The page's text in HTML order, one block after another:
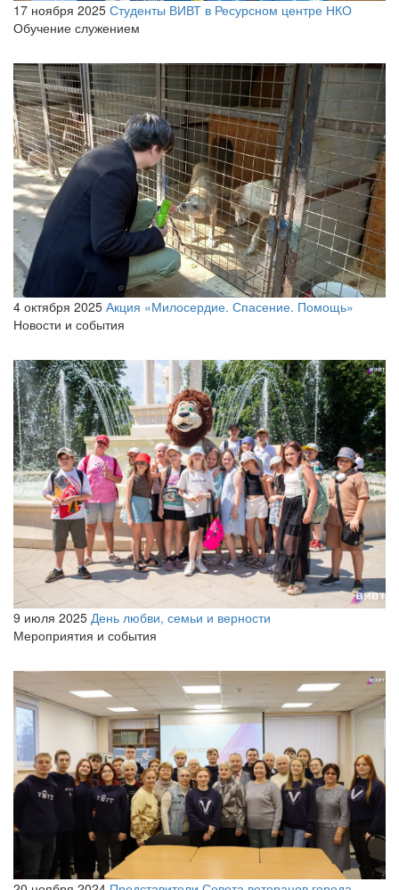
17 ноября 2025 Студенты ВИВТ в Ресурсном центре НКО
Обучение служением
4 октября 2025 Акция «Милосердие. Спасение. Помощь»
Новости и события
9 июля 2025 День любви, семьи и верности
Мероприятия и события